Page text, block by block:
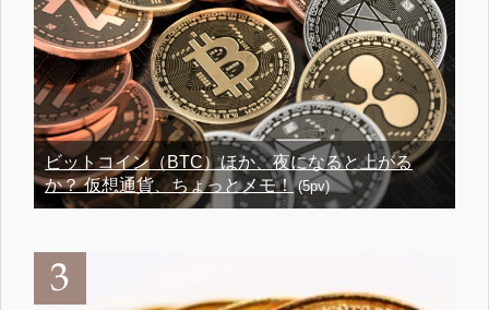
ビットコイン（BTC）ほか、夜になると上がる
か？ 仮想通貨、ちょっとメモ！(5pv)